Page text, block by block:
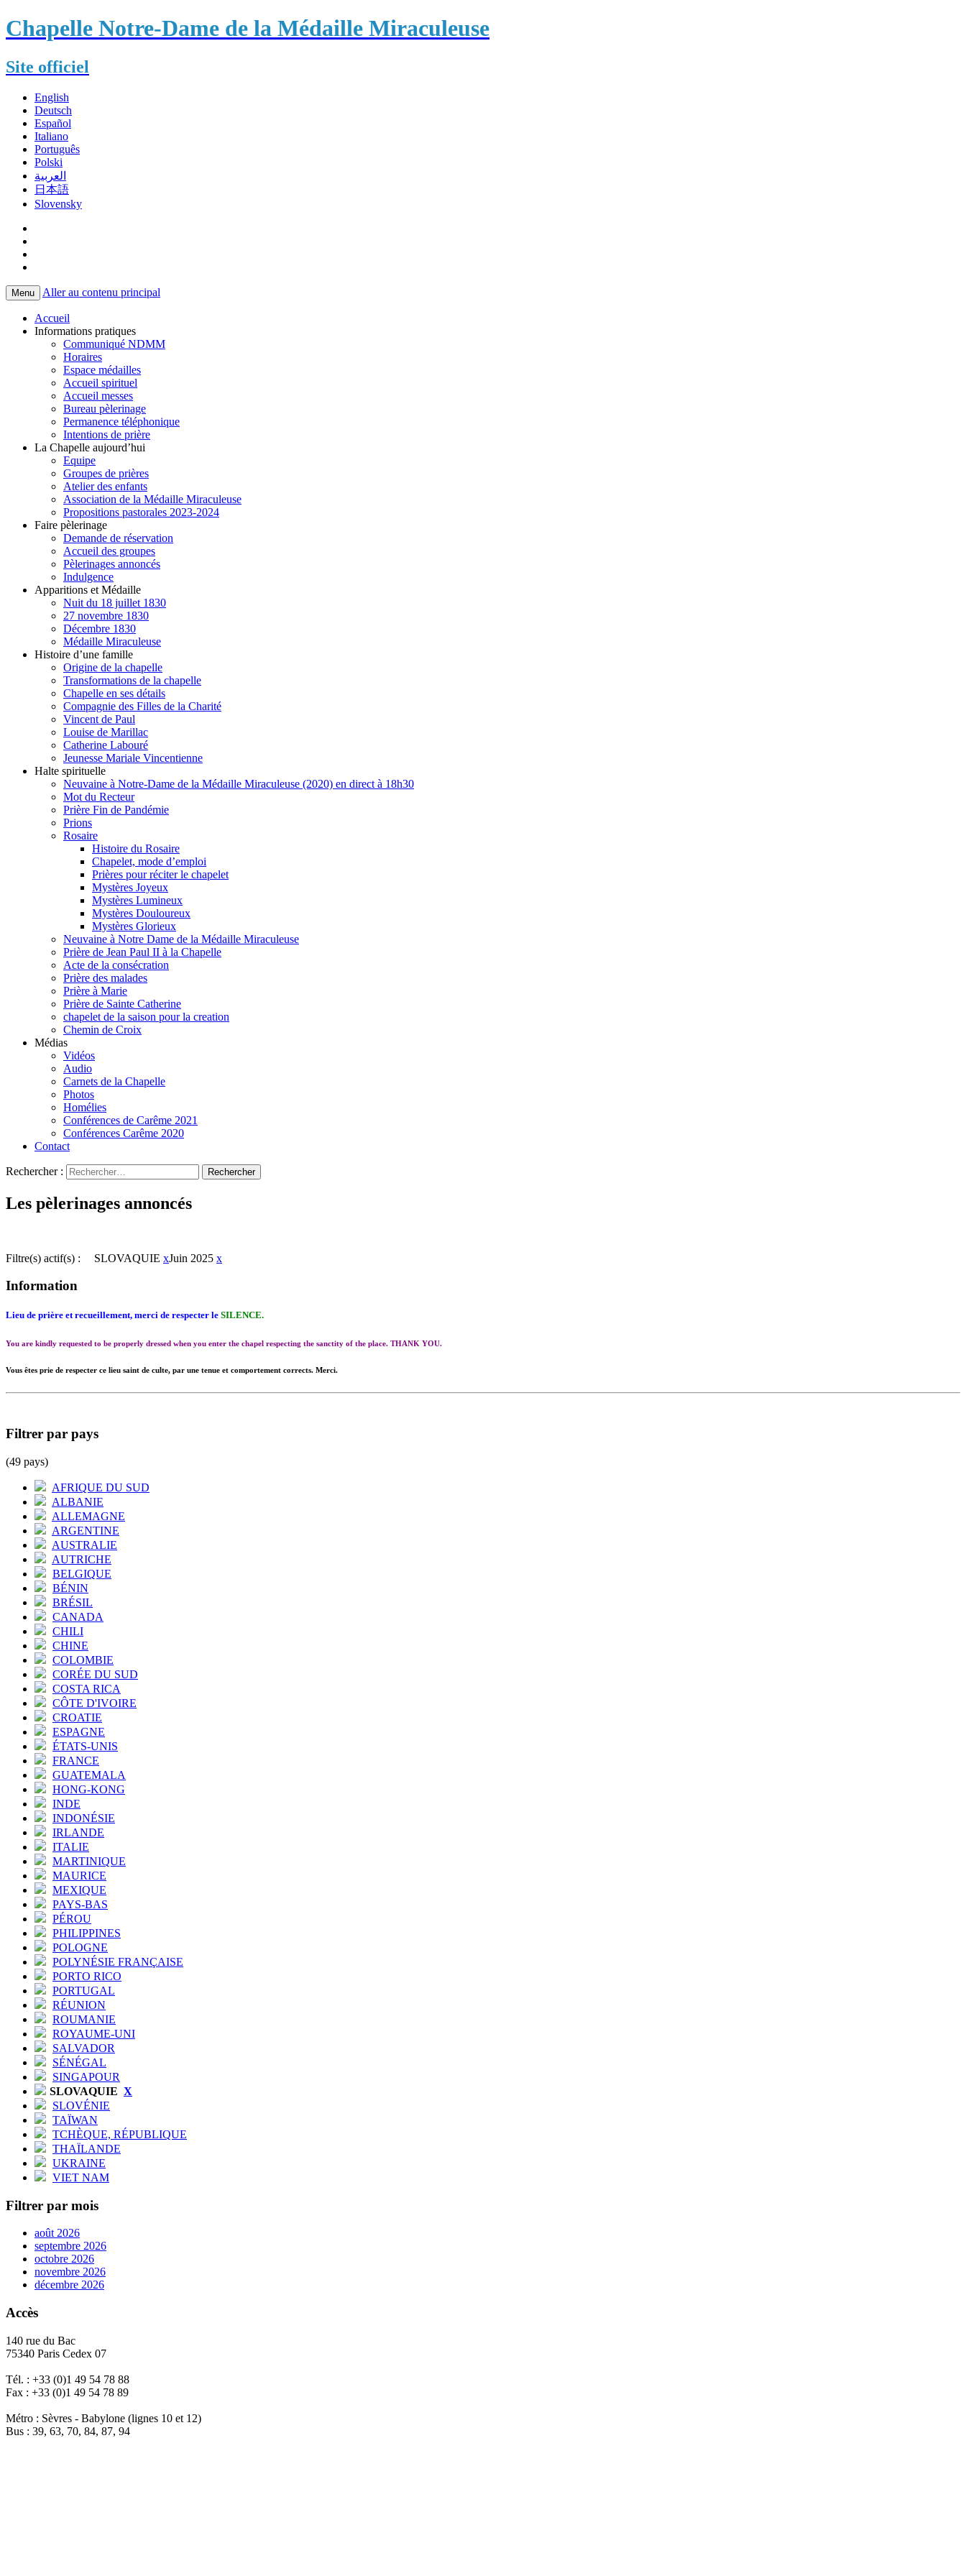
Chapelle Notre-Dame de la Médaille Miraculeuse
Site officiel
English
Deutsch
Español
Italiano
Português
Polski
العربية
日本語
Slovensky
Menu Aller au contenu principal
Accueil
Informations pratiques
Communiqué NDMM
Horaires
Espace médailles
Accueil spirituel
Accueil messes
Bureau pèlerinage
Permanence téléphonique
Intentions de prière
La Chapelle aujourd’hui
Equipe
Groupes de prières
Atelier des enfants
Association de la Médaille Miraculeuse
Propositions pastorales 2023-2024
Faire pèlerinage
Demande de réservation
Accueil des groupes
Pèlerinages annoncés
Indulgence
Apparitions et Médaille
Nuit du 18 juillet 1830
27 novembre 1830
Décembre 1830
Médaille Miraculeuse
Histoire d’une famille
Origine de la chapelle
Transformations de la chapelle
Chapelle en ses détails
Compagnie des Filles de la Charité
Vincent de Paul
Louise de Marillac
Catherine Labouré
Jeunesse Mariale Vincentienne
Halte spirituelle
Neuvaine à Notre-Dame de la Médaille Miraculeuse (2020) en direct à 18h30
Mot du Recteur
Prière Fin de Pandémie
Prions
Rosaire
Histoire du Rosaire
Chapelet, mode d’emploi
Prières pour réciter le chapelet
Mystères Joyeux
Mystères Lumineux
Mystères Douloureux
Mystères Glorieux
Neuvaine à Notre Dame de la Médaille Miraculeuse
Prière de Jean Paul II à la Chapelle
Acte de la consécration
Prière des malades
Prière à Marie
Prière de Sainte Catherine
chapelet de la saison pour la creation
Chemin de Croix
Médias
Vidéos
Audio
Carnets de la Chapelle
Photos
Homélies
Conférences de Carême 2021
Conférences Carême 2020
Contact
Rechercher :
Les pèlerinages annoncés
Filtre(s) actif(s) : SLOVAQUIE xJuin 2025 x
Information
Lieu de prière et recueillement, merci de respecter le SILENCE.
You are kindly requested to be properly dressed when you enter the chapel respecting the sanctity of the place. THANK YOU.
Vous êtes prie de respecter ce lieu saint de culte, par une tenue et comportement corrects. Merci.
Filtrer par pays
(49 pays)
AFRIQUE DU SUD
ALBANIE
ALLEMAGNE
ARGENTINE
AUSTRALIE
AUTRICHE
BELGIQUE
BÉNIN
BRÉSIL
CANADA
CHILI
CHINE
COLOMBIE
CORÉE DU SUD
COSTA RICA
CÔTE D'IVOIRE
CROATIE
ESPAGNE
ÉTATS-UNIS
FRANCE
GUATEMALA
HONG-KONG
INDE
INDONÉSIE
IRLANDE
ITALIE
MARTINIQUE
MAURICE
MEXIQUE
PAYS-BAS
PÉROU
PHILIPPINES
POLOGNE
POLYNÉSIE FRANÇAISE
PORTO RICO
PORTUGAL
RÉUNION
ROUMANIE
ROYAUME-UNI
SALVADOR
SÉNÉGAL
SINGAPOUR
SLOVAQUIE X
SLOVÉNIE
TAÏWAN
TCHÈQUE, RÉPUBLIQUE
THAÏLANDE
UKRAINE
VIET NAM
Filtrer par mois
août 2026
septembre 2026
octobre 2026
novembre 2026
décembre 2026
Accès
140 rue du Bac
75340 Paris Cedex 07
Tél. : +33 (0)1 49 54 78 88
Fax : +33 (0)1 49 54 78 89
Métro : Sèvres - Babylone (lignes 10 et 12)
Bus : 39, 63, 70, 84, 87, 94